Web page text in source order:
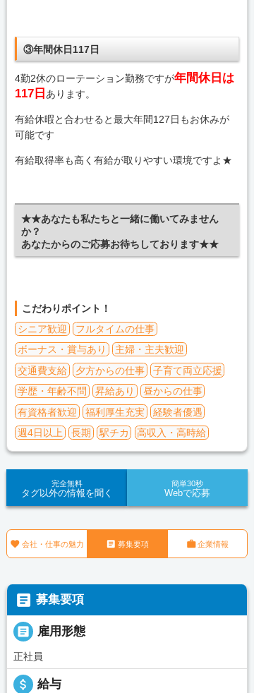
③年間休日117日
4勤2休のローテーション勤務ですが年間休日は
117日 あります。
有給休暇と合わせると最大年間127日もお休みが
可能です
有給取得率も高く有給が取りやすい環境ですよ★
★★あなたも私たちと一緒に働いてみません
か？
あなたからのご応募お待ちしております★★
こだわりポイント！
シニア歓迎
フルタイムの仕事
ボーナス・賞与あり
主婦・主夫歓迎
交通費支給
夕方からの仕事
子育て両立応援
学歴・年齢不問
昇給あり
昼からの仕事
有資格者歓迎
福利厚生充実
経験者優遇
週4日以上
長期 駅チカ 高収入・高時給
完全無料
タグ以外の情報を聞く
簡単30秒
Webで応募
 会社・仕事の魅力  募集要項 企業情報
 募集要項
 雇用形態
正社員
attach_money 給与